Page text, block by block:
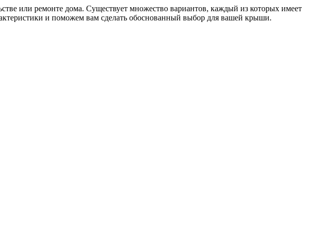
или ремонте дома. Существует множество вариантов, каждый из которых имеет
и поможем вам сделать обоснованный выбор для вашей крыши.